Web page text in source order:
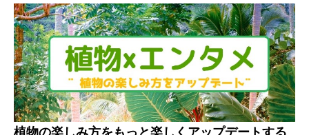
植物の楽しみ方をもっと楽しくアップデートする